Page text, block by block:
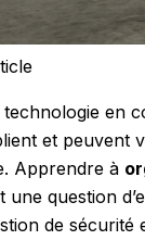
en
et peuvent
Apprendre à
une question
de sécurité